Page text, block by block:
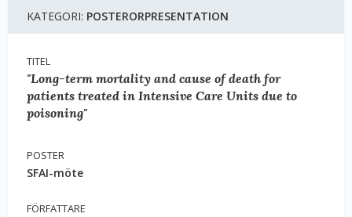
KATEGORI: POSTERORPRESENTATION
TITEL
"Long-term mortality and cause of death for
patients treated in Intensive Care Units due to
poisoning"
POSTER
SFAI-möte
FÖRFATTARE